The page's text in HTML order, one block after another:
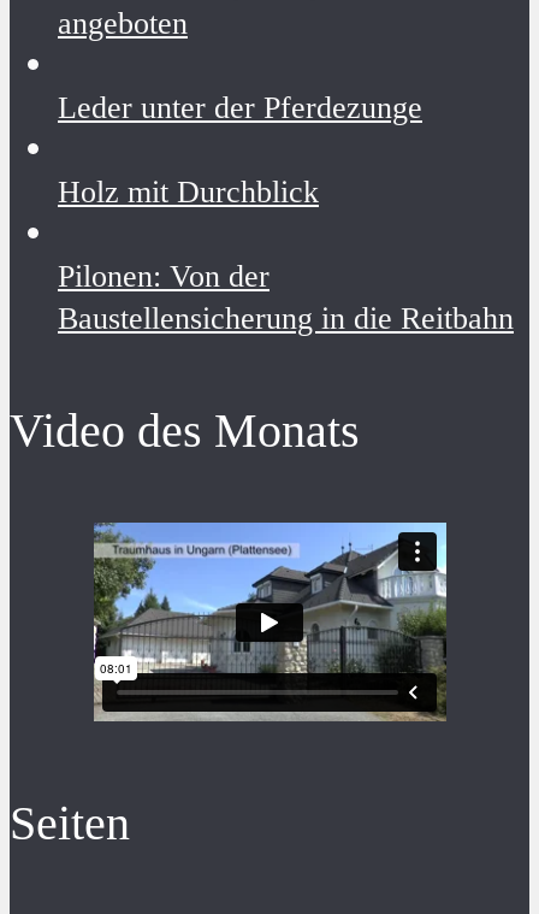
angeboten
Leder unter der Pferdezunge
Holz mit Durchblick
Pilonen: Von der
Baustellensicherung in die Reitbahn
Video des Monats
Seiten